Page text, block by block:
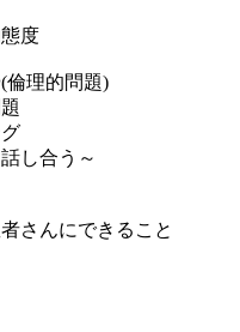
度
倫理的問題)
し合う～
さんにできること